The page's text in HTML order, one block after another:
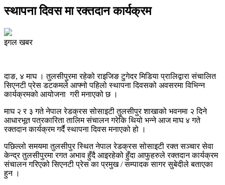
स्थापना दिवस मा रक्तदान कार्यक्रम
इगल खबर
दाङ, ४ माघ । तुलसीपुरमा रहेको राइजिङ टुगेदर मिडिया प्रालिद्वारा संचालित
सिएनटी प्रेस डटकमले आफ्नो पहिलो स्थापना दिवसको अवसरमा विभिन्न
कार्यक्रमको आयोजना गरी मनाएको छ ।
माघ २ र ३ गते नेपाल रेडक्रस सोसाइटी तुलसीपुर शाखाको भवनमा २ दिने
आधारभूत पत्रकारिता तालिम संचालन गरेकि थियो भन्ने आज माघ ४ गते
रक्तदान कार्यक्रम गर्दै स्थापना दिवस मनाएको हो ।
पछिल्लो समयमा तुलसीपुर स्थित नेपाल रेडक्रस सोसाइटी रक्त सञ्चार सेवा
केन्द्र तुलसीपुरमा रगत अभाव हुँदै आइरहेको हुँदा आफुहरुले रक्तदान कार्यक्रम
संचालन गरिएको सिएनटी प्रेस का प्रमुख / सम्पादक सागर सुबेदीले बताएका
हुन ‌।